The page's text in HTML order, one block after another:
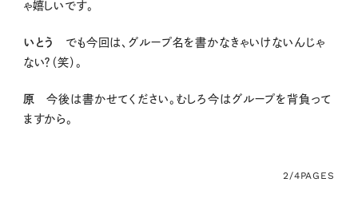
ゃ嬉しいです。
いとう
でも今回は、グループ名を書かなきゃいけないんじゃ
ない？（笑）。
原
今後は書かせてください。むしろ今はグループを背負って
ますから。
2/4PAGES